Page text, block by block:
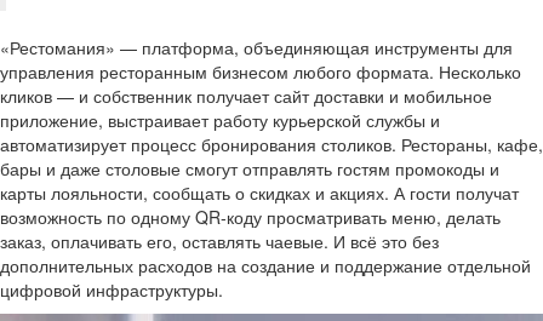
«Рестомания» — платформа, объединяющая инструменты для
управления ресторанным бизнесом любого формата. Несколько
кликов — и собственник получает сайт доставки и мобильное
приложение, выстраивает работу курьерской службы и
автоматизирует процесс бронирования столиков. Рестораны, кафе,
бары и даже столовые смогут отправлять гостям промокоды и
карты лояльности, сообщать о скидках и акциях. А гости получат
возможность по одному QR-коду просматривать меню, делать
заказ, оплачивать его, оставлять чаевые. И всё это без
дополнительных расходов на создание и поддержание отдельной
цифровой инфраструктуры.